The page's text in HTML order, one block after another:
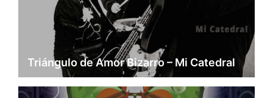
Triángulo de Amor Bizarro – Mi Catedral